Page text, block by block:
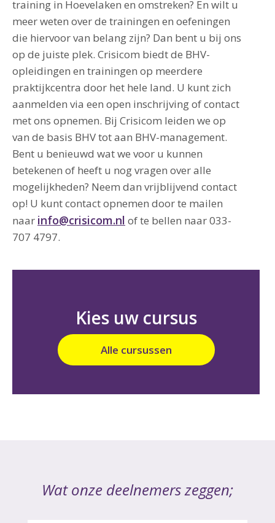
training in Hoevelaken en omstreken? En wilt u
meer weten over de trainingen en oefeningen
die hiervoor van belang zijn? Dan bent u bij ons
op de juiste plek. Crisicom biedt de BHV-
opleidingen en trainingen op meerdere
praktijkcentra door het hele land. U kunt zich
aanmelden via een open inschrijving of contact
met ons opnemen. Bij Crisicom leiden we op
van de basis BHV tot aan BHV-management.
Bent u benieuwd wat we voor u kunnen
betekenen of heeft u nog vragen over alle
mogelijkheden? Neem dan vrijblijvend contact
op! U kunt contact opnemen door te mailen
naar info@crisicom.nl of te bellen naar 033-
707 4797.
Kies uw cursus
Alle cursussen
Wat onze deelnemers zeggen;